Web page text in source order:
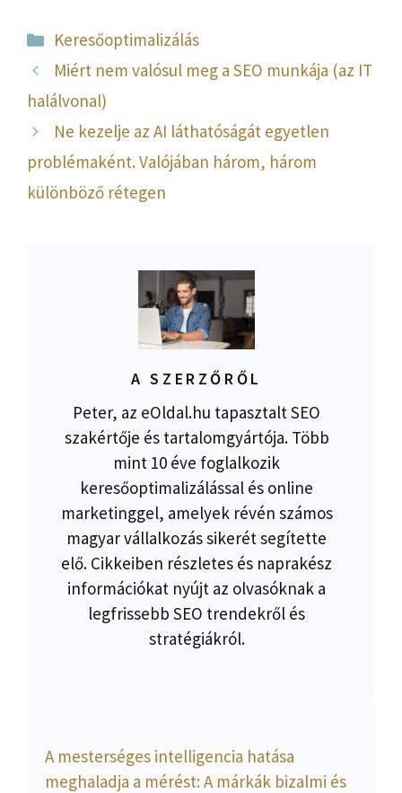
Kategória
Keresőoptimalizálás
Miért nem valósul meg a SEO munkája (az IT
halálvonal)
Ne kezelje az AI láthatóságát egyetlen
problémaként. Valójában három, három
különböző rétegen
A SZERZŐRŐL
Peter, az eOldal.hu tapasztalt SEO
szakértője és tartalomgyártója. Több
mint 10 éve foglalkozik
keresőoptimalizálással és online
marketinggel, amelyek révén számos
magyar vállalkozás sikerét segítette
elő. Cikkeiben részletes és naprakész
információkat nyújt az olvasóknak a
legfrissebb SEO trendekről és
stratégiákról.
A mesterséges intelligencia hatása
meghaladja a mérést: A márkák bizalmi és